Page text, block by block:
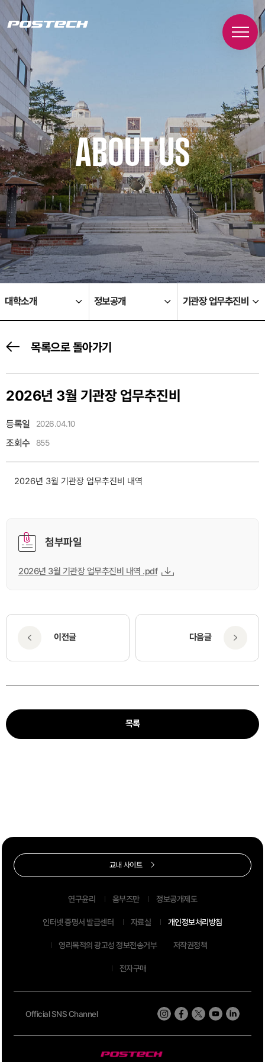
ABOUT US
대학소개 정보공개 기관장 업무추진비
목록으로 돌아가기
2026년 3월 기관장 업무추진비
등록일 2026.04.10
조회수 855
2026년 3월 기관장 업무추진비 내역
첨부파일
2026년 3월 기관장 업무추진비 내역 .pdf
이전글 다음글
목록
Official SNS Channel
연구윤리 옴부즈만 정보공개제도
인터넷 증명서 발급센터 자료실 개인정보처리방침
영리목적의 광고성 정보전송거부 저작권정책
전자구매
교내 사이트